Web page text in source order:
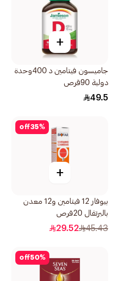
+
جاميسون فيتامين د 400وحدة
دولية 90قرص
49.5
35%
off
+
بيوفار 12 فيتامين و12 معدن
بالبرتقال 20قرص
45.43
29.52
50%
off